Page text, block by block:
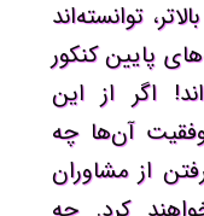
توانسته‌اند
پایین کنکور
اگر از این
آن‌ها چه
از مشاوران